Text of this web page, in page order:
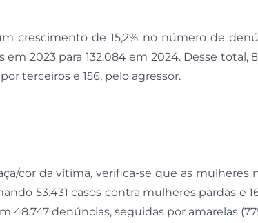
crescimento de 15,2% no número de
2023 para 132.084 em 2024. Desse total,
terceiros e 156, pelo agressor.
cor da vítima, verifica-se que as mulheres
53.431 casos contra mulheres pardas e
48.747 denúncias, seguidas por amarelas